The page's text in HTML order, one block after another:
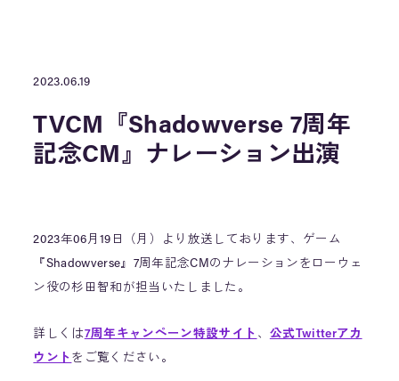
2023.06.19
TVCM『Shadowverse 7周年
記念CM』ナレーション出演
2023年06月19日（月）より放送しております、ゲーム
『Shadowverse』7周年記念CMのナレーションをローウェ
ン役の杉田智和が担当いたしました。
詳しくは7周年キャンペーン特設サイト 、 公式Twitterアカ
ウント をご覧ください。